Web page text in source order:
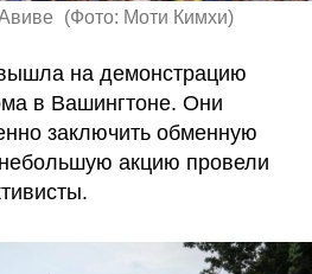
(Фото: Моти Кимхи)
на демонстрацию
в Вашингтоне. Они
заключить обменную
акцию провели